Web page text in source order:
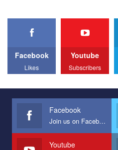
We appeal to your support and
All you have to do is to press
Эмоционально сильный ролик
представляющий программу
Мы просим вас поддержать
наш план по борьбе с насилием
СОГИ в Украине.
Facebook
Likes
Youtube
Subscribers
Facebook
Join us on Facebook
Youtube